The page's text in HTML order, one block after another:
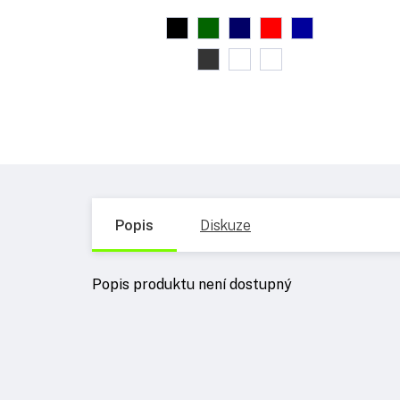
Popis Diskuze
Popis produktu není dostupný